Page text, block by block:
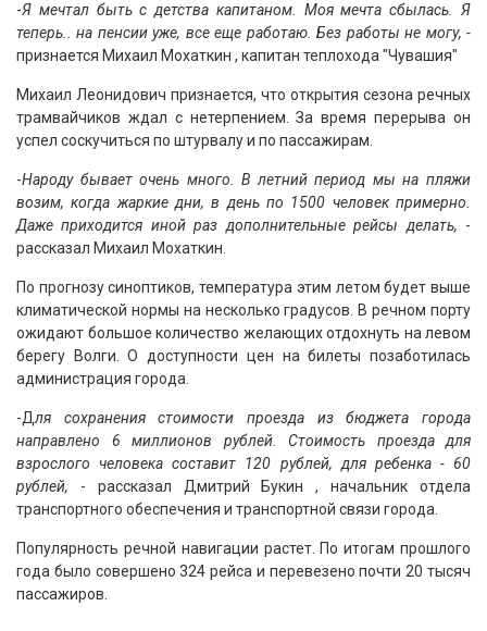
-Я мечтал быть с детства капитаном. Моя мечта сбылась. Я
теперь.. на пенсии уже, все еще работаю. Без работы не могу, -
признается Михаил Мохаткин , капитан теплохода "Чувашия"
Михаил Леонидович признается, что открытия сезона речных
трамвайчиков ждал с нетерпением. За время перерыва он
успел соскучиться по штурвалу и по пассажирам.
-Народу бывает очень много. В летний период мы на пляжи
возим, когда жаркие дни, в день по 1500 человек примерно.
Даже приходится иной раз дополнительные рейсы делать, -
рассказал Михаил Мохаткин.
По прогнозу синоптиков, температура этим летом будет выше
климатической нормы на несколько градусов. В речном порту
ожидают большое количество желающих отдохнуть на левом
берегу Волги. О доступности цен на билеты позаботилась
администрация города.
-Д ля сохранения стоимости проезда из бюджета города
направлено 6 миллионов рублей. Стоимость проезда для
взрослого человека составит 120 рублей, для ребенка - 60
рублей, - рассказал Дмитрий Букин , начальник отдела
транспортного обеспечения и транспортной связи города.
Популярность речной навигации растет. По итогам прошлого
года было совершено 324 рейса и перевезено почти 20 тысяч
пассажиров.